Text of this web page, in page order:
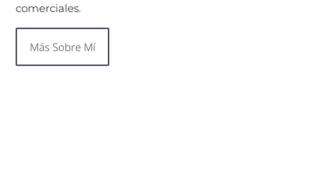
comerciales.
Más Sobre Mí